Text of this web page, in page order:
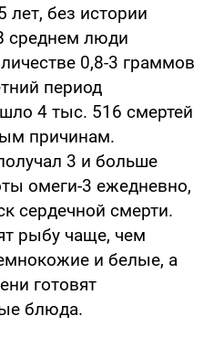
лет, без истории
среднем люди
0,8-3 граммов
период
4 тыс. 516 смертей
причинам.
3 и больше
омеги-3 ежедневно,
сердечной смерти.
рыбу чаще, чем
и белые, а
готовят
блюда.